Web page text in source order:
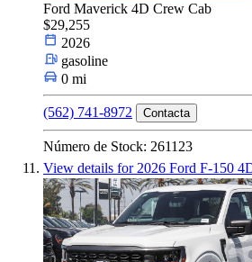
Ford Maverick 4D Crew Cab
$29,255
2026
gasoline
0 mi
(562) 741-8972 Contacta
Número de Stock: 261123
View details for 2026 Ford F-150